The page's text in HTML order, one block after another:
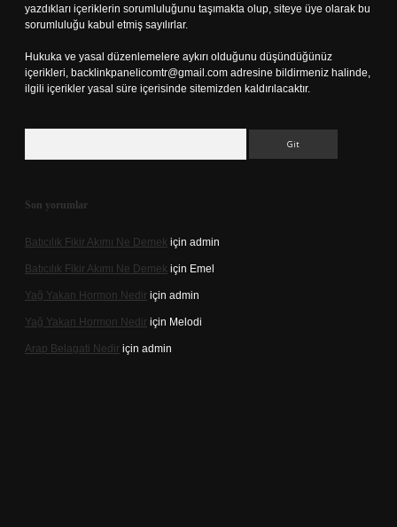
yazdıkları içeriklerin sorumluluğunu taşımakta olup, siteye üye olarak bu
sorumluluğu kabul etmiş sayılırlar.
Hukuka ve yasal düzenlemelere aykırı olduğunu düşündüğünüz
içerikleri, backlinkpanelicomtr@gmail.com adresine bildirmeniz halinde,
ilgili içerikler yasal süre içerisinde sitemizden kaldırılacaktır.
Son yorumlar
Batıcılık Fikir Akımı Ne Demek için admin
Batıcılık Fikir Akımı Ne Demek için Emel
Yağ Yakan Hormon Nedir için admin
Yağ Yakan Hormon Nedir için Melodi
Arap Belagati Nedir için admin